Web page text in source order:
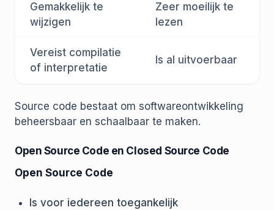
Gemakkelijk te
wijzigen
Zeer moeilijk te
lezen
Vereist compilatie
of interpretatie
Is al uitvoerbaar
Source code bestaat om softwareontwikkeling
beheersbaar en schaalbaar te maken.
Open Source Code en Closed Source Code
Open Source Code
Is voor iedereen toegankelijk